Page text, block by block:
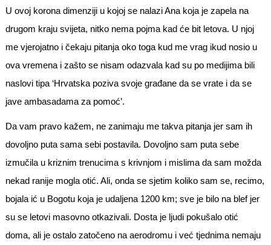
U ovoj korona dimenziji u kojoj se nalazi Ana koja je zapela na
drugom kraju svijeta, nitko nema pojma kad će bit letova. U njoj
me vjerojatno i čekaju pitanja oko toga kud me vrag ikud nosio u
ova vremena i zašto se nisam odazvala kad su po medijima bili
naslovi tipa ‘Hrvatska poziva svoje građane da se vrate i da se
jave ambasadama za pomoć’.
Da vam pravo kažem, ne zanimaju me takva pitanja jer sam ih
dovoljno puta sama sebi postavila. Dovoljno sam puta sebe
izmučila u kriznim trenucima s krivnjom i mislima da sam možda
nekad ranije mogla otić. Ali, onda se sjetim koliko sam se, recimo,
bojala ić u Bogotu koja je udaljena 1200 km; sve je bilo na blef jer
su se letovi masovno otkazivali. Dosta je ljudi pokušalo otić
doma, ali je ostalo zatočeno na aerodromu i već tjednima nemaju